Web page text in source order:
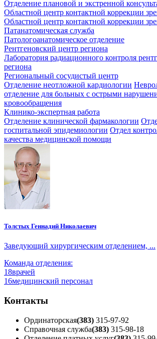
Отделение плановой и экстренной
Областной центр контактной коррекции
Областной центр контактной коррекции
Патанатомическая служба
Патологоанатомическое отделение
Рентгеновский центр региона
Лаборатория радиационного контроля
региона
Региональный сосудистый центр
Отделение неотложной кардиологии
отделение для больных с острыми
кровообращения
Клинико-экспертная работа
Отделение клинической фармакологии
госпитальной эпидемиологии Отдел
качества медицинской помощи
Толстых Геннадий Николаевич
Заведующий хирургическим отделением, ...
Команда отделения:
18врачей
16медицинский персонал
Контакты
Ординаторская(383) 315-97-92
Справочная служба(383) 315-98-18